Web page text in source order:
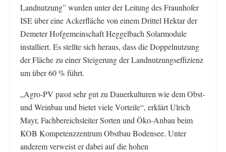
Landnutzung” wurden unter der Leitung des Fraunhofer
ISE über eine Ackerfläche von einem Drittel Hektar der
Demeter Hofgemeinschaft Heggelbach Solarmodule
installiert. Es stellte sich heraus, dass die Doppelnutzung
der Fläche zu einer Steigerung der Landnutzungseffizienz
um über 60 % führt.
„Agro-PV passt sehr gut zu Dauerkulturen wie dem Obst-
und Weinbau und bietet viele Vorteile“, erklärt Ulrich
Mayr, Fachbereichsleiter Sorten und Öko-Anbau beim
KOB Kompetenzzentrum Obstbau Bodensee. Unter
anderem verweist er dabei auf die hohen